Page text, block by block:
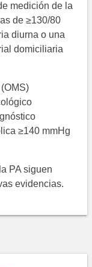
medición de la
de ≥130/80
diurna o una
domiciliaria
≥140 mmHg
PA siguen
evidencias.